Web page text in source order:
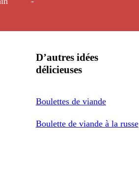
D’autres idées
délicieuses
Boulettes de viande
Boulette de viande à la russe